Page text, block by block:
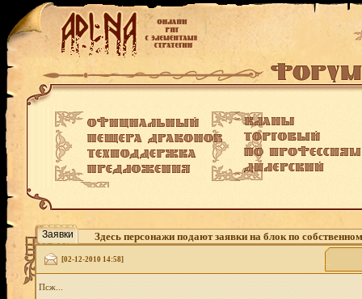
Заявки Здесь персонажи подают заявки на блок по
[02-12-2010 14:58]
Псж...